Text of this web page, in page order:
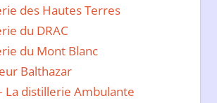
des Hautes Terres
du DRAC
du Mont Blanc
Balthazar
La distillerie Ambulante